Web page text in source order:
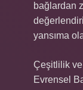
bağlardan
yansıma
Çeşitlilik
Evrensel